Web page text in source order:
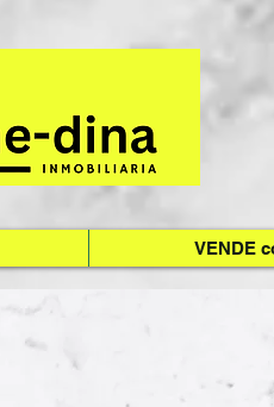
VENDE